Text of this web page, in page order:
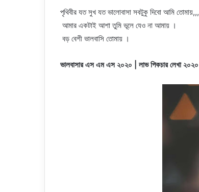
পৃথিবীর যত সুখ যত ভালোবাসা সবটুকু দিবো আমি তোমায়,,,
আমার একটাই আশা তুমি ভূলে যেও না আমায় ।
বড় বেশী ভালবাসি তোমায় ।
ভালবাসার এস এম এস২০২০ | লাভ পিকচার লেখা২০২০